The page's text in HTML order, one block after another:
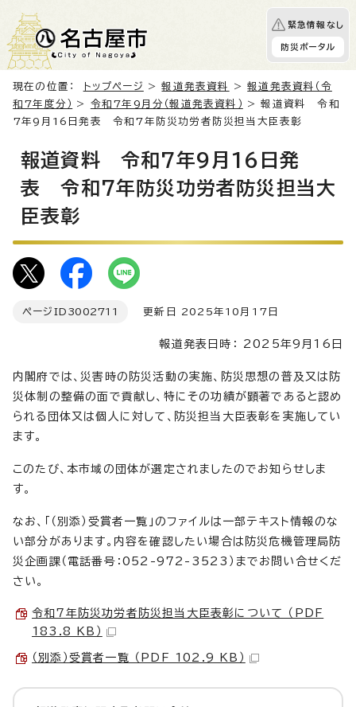
緊急情報なし
防災ポータル
現在の位置： トップページ >報道発表資料 >報道発表資料（令
和7年度分）
> 令和7年9月分（報道発表資料）
> 報道資料 令和
7年9月16日発表 令和7年防災功労者防災担当大臣表彰
報道資料 令和7年9月16日発
表 令和7年防災功労者防災担当大
臣表彰
ページID 3002711 更新日 2025年10月17日
報道発表日時： 2025年9月16日
内閣府では、災害時の防災活動の実施、防災思想の普及又は防
災体制の整備の面で貢献し、特にその功績が顕著であると認め
られる団体又は個人に対して、防災担当大臣表彰を実施してい
ます。
このたび、本市域の団体が選定されましたのでお知らせしま
す。
なお、「（別添）受賞者一覧」のファイルは一部テキスト情報のな
い部分があります。内容を確認したい場合は防災危機管理局防
災企画課（電話番号：052-972-3523）までお問い合せくだ
さい。
令和7年防災功労者防災担当大臣表彰について （PDF
183.8 KB）
（別添）受賞者一覧 （PDF 102.9 KB）